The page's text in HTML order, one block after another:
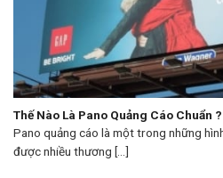
Thế Nào Là Pano Quảng Cáo Chuẩn ?
Pano quảng cáo là một trong những
được nhiều thương [...]